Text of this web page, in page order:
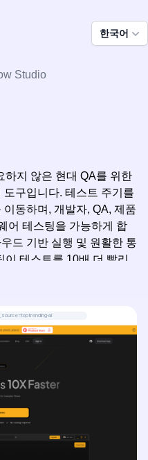
한국어
Studio
지 않은 현대 QA를 위한
구입니다. 테스트 주기를
동하며, 개발자, QA, 제품
어 테스팅을 가능하게 합
드 기반 실행 및 원활한 통
테스트를 10배 더 빨리
플리케이션을 제공할 수
ai